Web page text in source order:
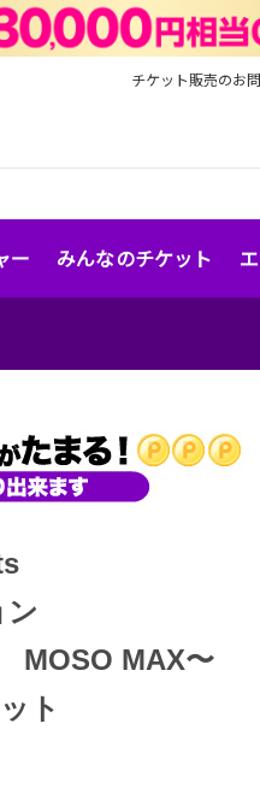
チケット販売のお
ー みんなのチケット
ン
MOSO MAX〜
ト